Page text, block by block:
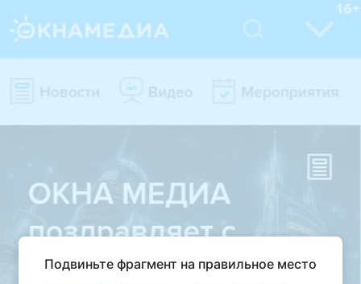
Подвиньте фрагмент на правильное место